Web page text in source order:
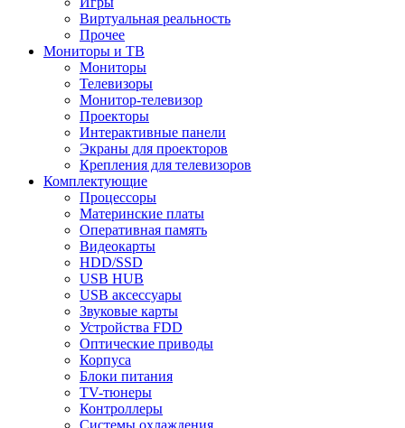
Виртуальная реальность
Прочее
Мониторы и ТВ
Мониторы
Телевизоры
Монитор-телевизор
Проекторы
Интерактивные панели
Экраны для проекторов
Крепления для телевизоров
Комплектующие
Процессоры
Материнские платы
Оперативная память
Видеокарты
HDD/SSD
USB HUB
USB аксессуары
Звуковые карты
Устройства FDD
Оптические приводы
Корпуса
Блоки питания
TV-тюнеры
Контроллеры
Системы охлаждения